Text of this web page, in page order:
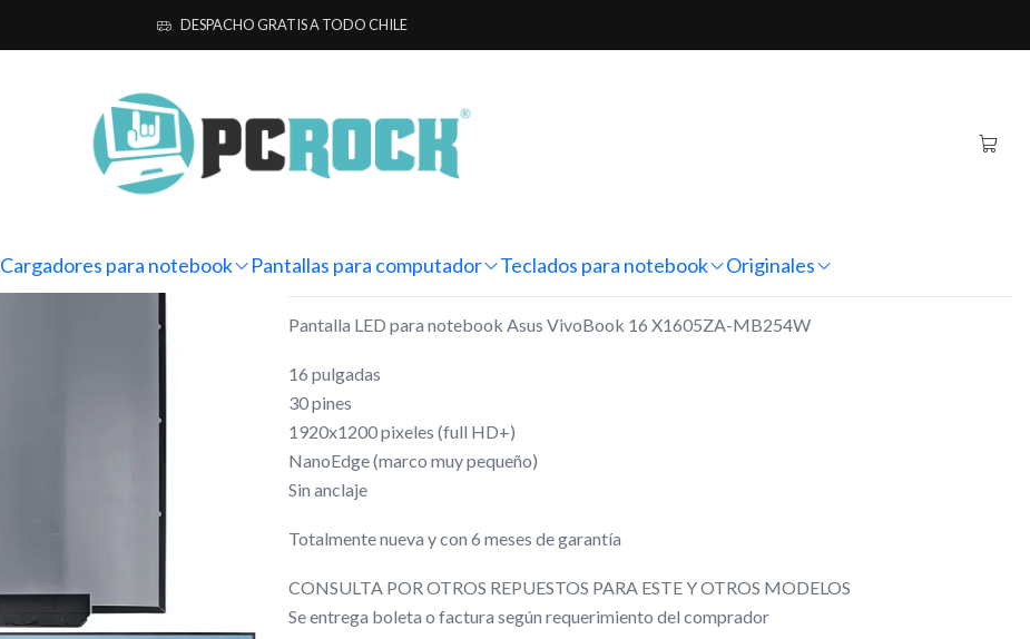
Cargadores para notebook Pantallas para computador Teclados para notebook Originales
DESPACHO GRATIS A TODO CHILE
Notebook Asus Pantalla Notebook Asus VivoBook 16 X1605ZA-MB254W
Pantalla Notebook Asus VivoBook 16
X1605ZA-MB254W
DESCRIPCIÓN
Pantalla LED para notebook Asus VivoBook 16 X1605ZA-MB254W
16 pulgadas
30 pines
1920x1200 pixeles (full HD+)
NanoEdge (marco muy pequeño)
Sin anclaje
Totalmente nueva y con 6 meses de garantía
CONSULTA POR OTROS REPUESTOS PARA ESTE Y OTROS MODELOS
Se entrega boleta o factura según requerimiento del comprador